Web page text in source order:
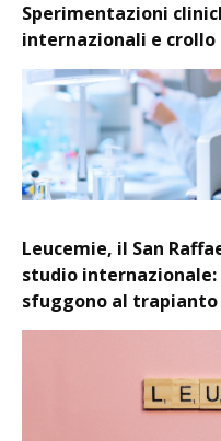
Sperimentazioni
internazionali e
Leucemie, il San
studio
sfuggono al trapianto